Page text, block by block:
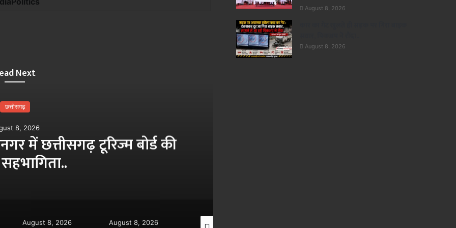
Next
छत्तीसगढ़
8, 2026
में छत्तीसगढ़ टूरिज्म बोर्ड की
सहभागिता..
August 8, 2026 August 8, 2026 August 8, 2026
August 8, 2026
August 8, 2026